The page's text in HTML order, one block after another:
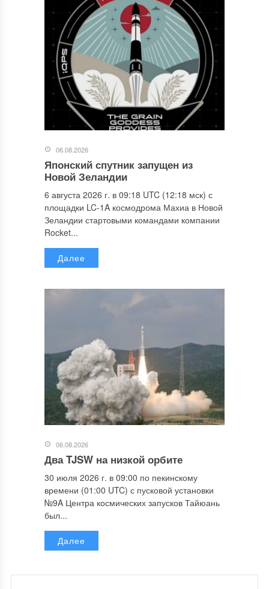
06.08.2026
Японский спутник запущен из
Новой Зеландии
6 августа 2026 г. в 09:18 UTC (12:18 мск) с
площадки LC-1A космодрома Махиа в Новой
Зеландии стартовыми командами компании
Rocket...
Далее
06.08.2026
Два TJSW на низкой орбите
30 июля 2026 г. в 09:00 по пекинскому
времени (01:00 UTC) с пусковой установки
№9A Центра космических запусков Тайюань
был...
Далее